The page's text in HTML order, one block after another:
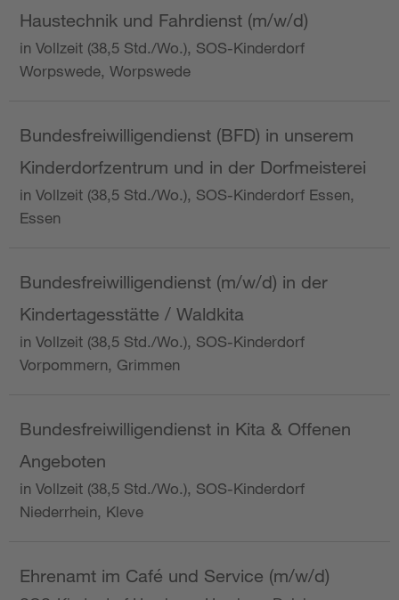
Haustechnik und Fahrdienst (m/w/d)
in Vollzeit (38,5 Std./Wo.), SOS-Kinderdorf
Worpswede, Worpswede
Bundesfreiwilligendienst (BFD) in unserem
Kinderdorfzentrum und in der Dorfmeisterei
in Vollzeit (38,5 Std./Wo.), SOS-Kinderdorf Essen,
Essen
Bundesfreiwilligendienst (m/w/d) in der
Kindertagesstätte / Waldkita
in Vollzeit (38,5 Std./Wo.), SOS-Kinderdorf
Vorpommern, Grimmen
Bundesfreiwilligendienst in Kita & Offenen
Angeboten
in Vollzeit (38,5 Std./Wo.), SOS-Kinderdorf
Niederrhein, Kleve
Ehrenamt im Café und Service (m/w/d)